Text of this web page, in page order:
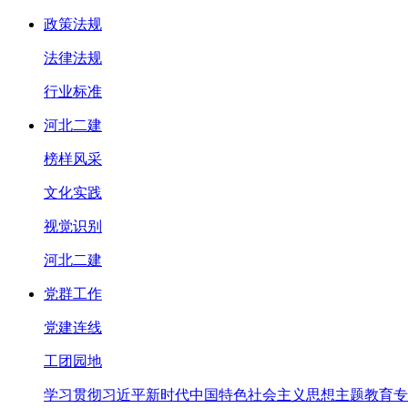
政策法规
法律法规
行业标准
河北二建
榜样风采
文化实践
视觉识别
河北二建
党群工作
党建连线
工团园地
学习贯彻习近平新时代中国特色社会主义思想主题教育